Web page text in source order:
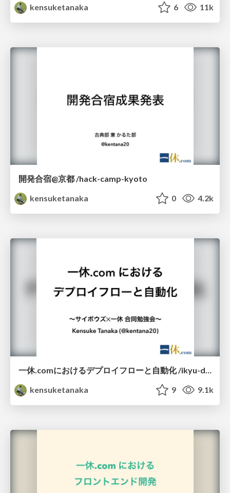
kensuketanaka
6 11k
開発合宿@京都 /hack-camp-kyoto
kensuketanaka
0 4.2k
一休.comにおけるデプロイフローと自動化 /ikyu-deploy-flow
kensuketanaka
9 9.1k